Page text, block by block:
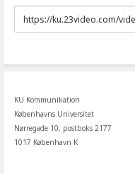
URL
to
KU Kommunikation
Københavns Universitet
Nørregade 10, postboks 2177
1017 København K